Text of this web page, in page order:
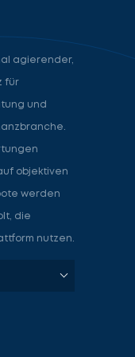
agierender,
für
und
objektiven
werden
die
nutzen.